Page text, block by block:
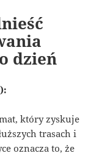
dzień
który zyskuje
trasach i
oznacza to, że